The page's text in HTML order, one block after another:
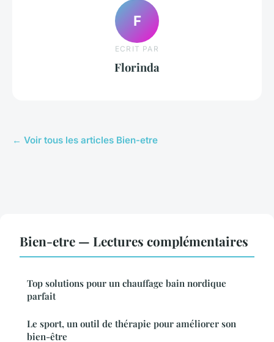
F
ECRIT PAR
Florinda
← Voir tous les articles Bien-etre
Bien-etre — Lectures complémentaires
Top solutions pour un chauffage bain nordique
parfait
Le sport, un outil de thérapie pour améliorer son
bien-être